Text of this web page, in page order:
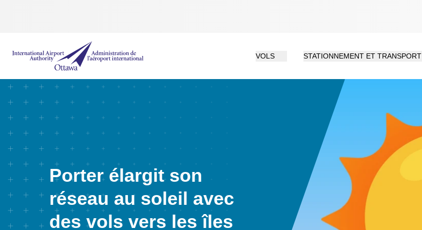
Administration de l’aéroport international d'Ottawa
VOLS STATIONNEMENT ET TRANSPORT
Porter élargit son
réseau au soleil avec
des vols vers les îles